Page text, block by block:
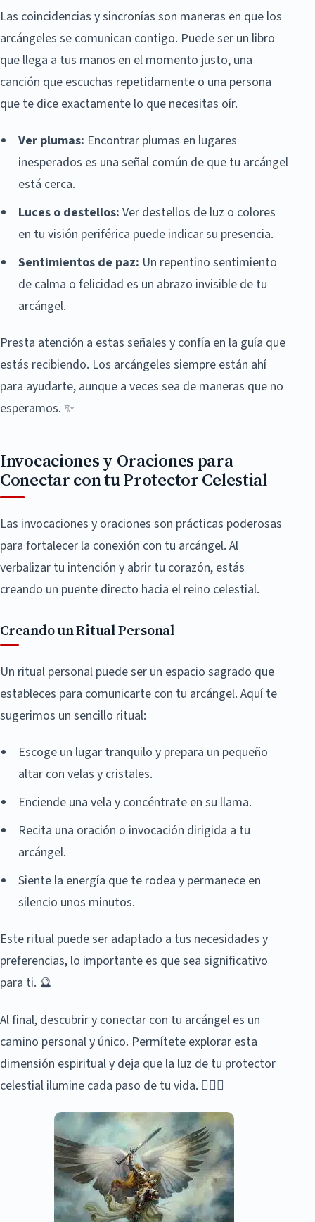
Las coincidencias y sincronías son maneras en que los
arcángeles se comunican contigo. Puede ser un libro
que llega a tus manos en el momento justo, una
canción que escuchas repetidamente o una persona
que te dice exactamente lo que necesitas oír.
Ver plumas: Encontrar plumas en lugares
inesperados es una señal común de que tu arcángel
está cerca.
Luces o destellos: Ver destellos de luz o colores
en tu visión periférica puede indicar su presencia.
Sentimientos de paz: Un repentino sentimiento
de calma o felicidad es un abrazo invisible de tu
arcángel.
Presta atención a estas señales y confía en la guía que
estás recibiendo. Los arcángeles siempre están ahí
para ayudarte, aunque a veces sea de maneras que no
esperamos. ✨
Invocaciones y Oraciones para
Conectar con tu Protector Celestial
Las invocaciones y oraciones son prácticas poderosas
para fortalecer la conexión con tu arcángel. Al
verbalizar tu intención y abrir tu corazón, estás
creando un puente directo hacia el reino celestial.
Creando un Ritual Personal
Un ritual personal puede ser un espacio sagrado que
estableces para comunicarte con tu arcángel. Aquí te
sugerimos un sencillo ritual:
Escoge un lugar tranquilo y prepara un pequeño
altar con velas y cristales.
Enciende una vela y concéntrate en su llama.
Recita una oración o invocación dirigida a tu
arcángel.
Siente la energía que te rodea y permanece en
silencio unos minutos.
Este ritual puede ser adaptado a tus necesidades y
preferencias, lo importante es que sea significativo
para ti. 🔮
Al final, descubrir y conectar con tu arcángel es un
camino personal y único. Permítete explorar esta
dimensión espiritual y deja que la luz de tu protector
celestial ilumine cada paso de tu vida. 🚶‍♀️✨